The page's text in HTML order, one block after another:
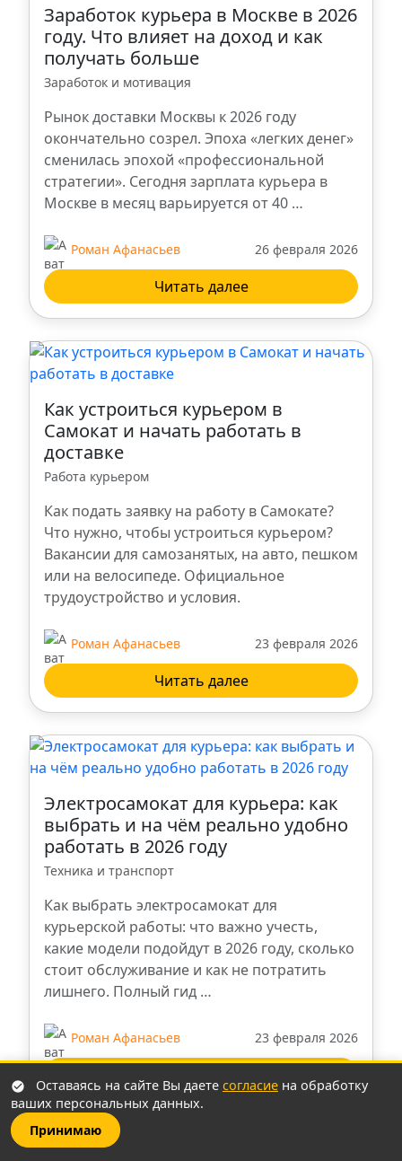
Казань
Ростов-на-Дону
Ступино
Ульяновск
Ханты-Мансийск
Брянск
Владикавказ
Нальчик
Пенза
Калуга
Тольятти
Омск
Барнаул
Киров
Мурманск
Новый Уренгой
Смоленск
Рязань
Новосибирск
Нижний Новгород
Заработок курьера в Москве в 2026
году. Что влияет на доход и как
получать больше
Заработок и мотивация
Рынок доставки Москвы к 2026 году
окончательно созрел. Эпоха «легких денег»
сменилась эпохой «профессиональной
стратегии». Сегодня зарплата курьера в
Москве в месяц варьируется от 40 …
Роман Афанасьев 26 февраля 2026
Читать далее
Как устроиться курьером в
Самокат и начать работать в
доставке
Работа курьером
Как подать заявку на работу в Самокате?
Что нужно, чтобы устроиться курьером?
Вакансии для самозанятых, на авто, пешком
или на велосипеде. Официальное
трудоустройство и условия.
Роман Афанасьев 23 февраля 2026
Читать далее
Электросамокат для курьера: как
выбрать и на чём реально удобно
работать в 2026 году
Техника и транспорт
Как выбрать электросамокат для
курьерской работы: что важно учесть,
какие модели подойдут в 2026 году, сколько
стоит обслуживание и как не потратить
лишнего. Полный гид …
Роман Афанасьев 23 февраля 2026
Все публикации
Оставаясь на сайте Вы даете согласие на обработку
ваших персональных данных.
Принимаю